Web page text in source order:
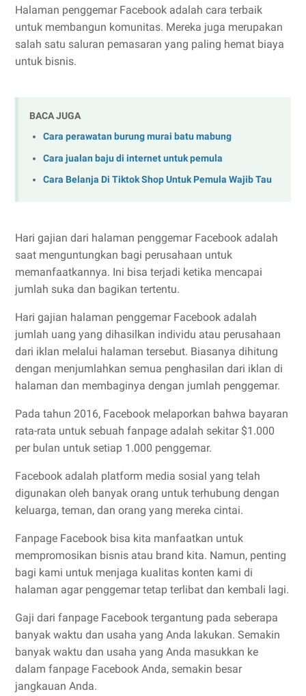
Halaman penggemar Facebook adalah cara terbaik
untuk membangun komunitas. Mereka juga merupakan
salah satu saluran pemasaran yang paling hemat biaya
untuk bisnis.
BACA JUGA
Cara perawatan burung murai batu mabung
Cara jualan baju di internet untuk pemula
Cara Belanja Di Tiktok Shop Untuk Pemula Wajib Tau
Hari gajian dari halaman penggemar Facebook adalah
saat menguntungkan bagi perusahaan untuk
memanfaatkannya. Ini bisa terjadi ketika mencapai
jumlah suka dan bagikan tertentu.
Hari gajian halaman penggemar Facebook adalah
jumlah uang yang dihasilkan individu atau perusahaan
dari iklan melalui halaman tersebut. Biasanya dihitung
dengan menjumlahkan semua penghasilan dari iklan di
halaman dan membaginya dengan jumlah penggemar.
Pada tahun 2016, Facebook melaporkan bahwa bayaran
rata-rata untuk sebuah fanpage adalah sekitar $1.000
per bulan untuk setiap 1.000 penggemar.
Facebook adalah platform media sosial yang telah
digunakan oleh banyak orang untuk terhubung dengan
keluarga, teman, dan orang yang mereka cintai.
Fanpage Facebook bisa kita manfaatkan untuk
mempromosikan bisnis atau brand kita. Namun, penting
bagi kami untuk menjaga kualitas konten kami di
halaman agar penggemar tetap terlibat dan kembali lagi.
Gaji dari fanpage Facebook tergantung pada seberapa
banyak waktu dan usaha yang Anda lakukan. Semakin
banyak waktu dan usaha yang Anda masukkan ke
dalam fanpage Facebook Anda, semakin besar
jangkauan Anda.